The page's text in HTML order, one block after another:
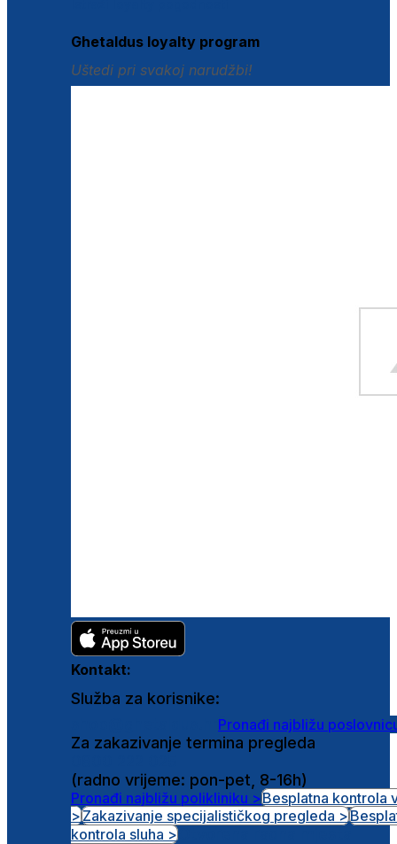
Ghetaldus loyalty program
Uštedi pri svakoj narudžbi!
Kontakt:
Služba za korisnike:
Pronađi najbližu
Za zakazivanje termina pregleda
(radno vrijeme: pon-pet, 8-16h)
Pronađi najbližu polikliniku >Besplatna kontrola
>Zakazivanje specijalističkog pregleda >
kontrola sluha >